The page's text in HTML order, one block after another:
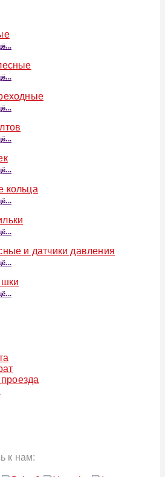
кольца
и датчики давления
к нам: